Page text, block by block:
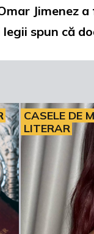
Jimenez
spun că
CASELE DE
LITERAR